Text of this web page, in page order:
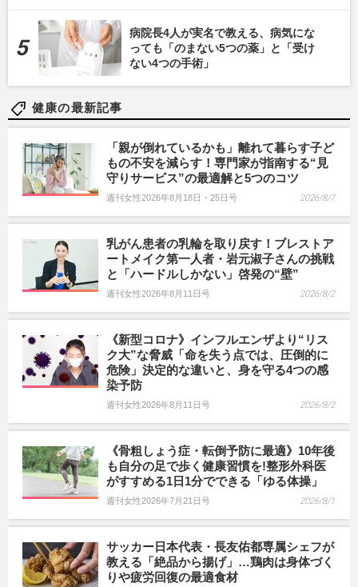
病院長4人が実名で教える、病気にな
っても「のまない5つの薬」と「受け
ない4つの手術」
健康の最新記事
「親が倒れているかも」離れて暮らす子ど
もの不安を減らす！専門家が指南する“見
守りサービス”の最適解と5つのコツ
週刊女性2026年8月18日・25日号 2026/8/7
乳がん患者の乳輪を取り戻す！ブレストア
ートメイク第一人者・岩元淑子さんの挑戦
と「ハードルしかない」啓発の“壁”
週刊女性2026年8月11日号 2026/8/2
《新型コロナ》インフルエンザより“リス
ク大”な脅威「命を失う点では、圧倒的に
危険」決定的な違いと、身を守る4つの感
染予防
週刊女性2026年8月11日号 2026/8/2
《骨粗しょう症・転倒予防に最適》10年後
も自分の足で歩く健康習慣を!整形外科医
がすすめる1日1分でできる「ゆる体操」
週刊女性2026年7月21日号 2026/8/1
サッカー日本代表・長友佑都専属シェフが
教える「絶品から揚げ」…鶏肉は身体づく
りや疲労回復の最適食材